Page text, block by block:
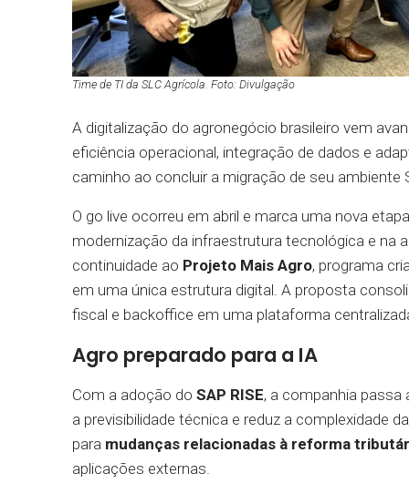
Time de TI da SLC Agrícola. Foto: Divulgação
A digitalização do agronegócio brasileiro vem
eficiência operacional, integração de dados e
caminho ao concluir a migração de seu
O go live ocorreu em abril e marca uma nova
modernização da infraestrutura tecnológica e na
continuidade ao Projeto Mais Agro, programa
em uma única estrutura digital. A proposta
fiscal e backoffice em uma plataforma
Agro preparado para a IA
Com a adoção do SAP RISE, a companhia passa
a previsibilidade técnica e reduz a complexidade
para mudanças relacionadas à reforma
aplicações externas.